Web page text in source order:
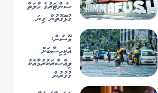
ސެންޓަރުގެ ހާލަތާ
ގުޅޭގޮތުން ގިނަ
ސިޓީއެއް
މިނިސްޓަރ
އިހުސާނަށް!
މޫސުން:
އެކިހިސާބަށް
ވިއްސާރަކުރުމާއެކު
ގުގުރުން